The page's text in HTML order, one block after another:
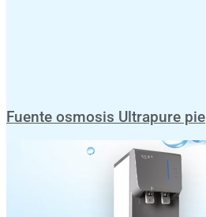
Fuente osmosis Ultrapure pie